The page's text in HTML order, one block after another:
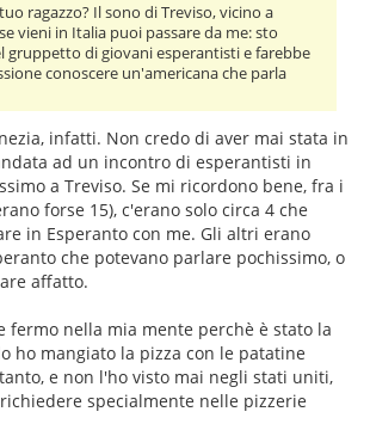
ragazzo? Il sono di Treviso, vicino a
vieni in Italia puoi passare da me: sto
gruppetto di giovani esperantisti e farebbe
conoscere un'americana che parla
infatti. Non credo di aver mai stata in
ad un incontro di esperantisti in
a Treviso. Se mi ricordono bene, fra i
forse 15), c'erano solo circa 4 che
in Esperanto con me. Gli altri erano
che potevano parlare pochissimo, o
affatto.
fermo nella mia mente perchè è stato la
ho mangiato la pizza con le patatine
e non l'ho visto mai negli stati uniti,
specialmente nelle pizzerie